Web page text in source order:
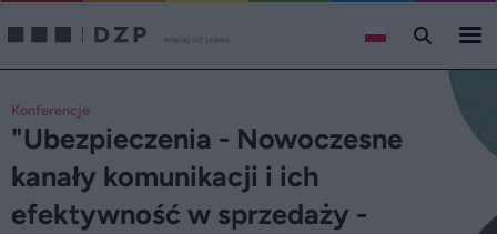
Konferencje
"Ubezpieczenia - Nowoczesne
kanały komunikacji i ich
efektywność w sprzedaży -